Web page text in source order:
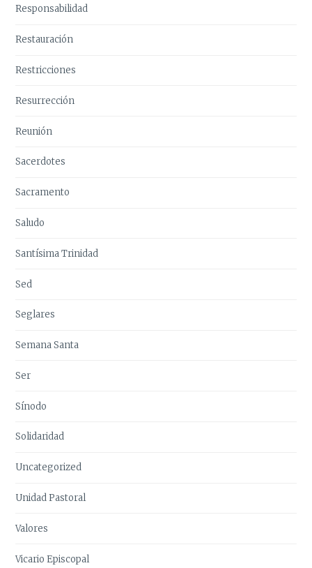
Responsabilidad
Restauración
Restricciones
Resurrección
Reunión
Sacerdotes
Sacramento
Saludo
Santísima Trinidad
Sed
Seglares
Semana Santa
Ser
Sínodo
Solidaridad
Uncategorized
Unidad Pastoral
Valores
Vicario Episcopal